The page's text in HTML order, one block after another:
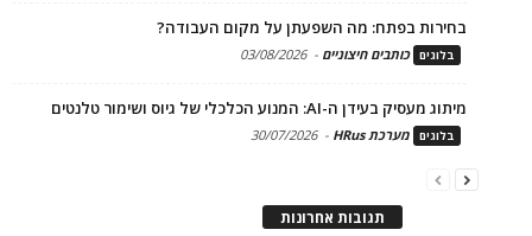
בחירות בפתח: מה השפעתן על מקום העבודה?
בלוגים כותבים חיצוניים -
03/08/2026
מיתוג מעסיק בעידן ה-AI: המנוע הכלכלי של גיוס ושימור טלנטים
בלוגים מערכת HRus -
30/07/2026
תגובות אחרונות